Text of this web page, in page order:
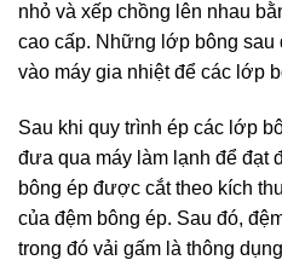
nhỏ và xếp chồng lên nhau
cao cấp. Những lớp bông sau
vào máy gia nhiệt để các lớp
Sau khi quy trình ép các lớp
đưa qua máy làm lạnh để đạt
bông ép được cắt theo kích
của đệm bông ép. Sau đó,
trong đó vải gấm là thông